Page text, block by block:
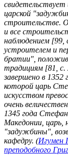
царской
строительстве.
и все
наблюдением
устроителем и
братии",
традициям [81,
завершено в 1352
которой царь
искусством
очень
1345 года
Македонии, царь,
"задужбины",
кафедру. (Игумен
преподобного